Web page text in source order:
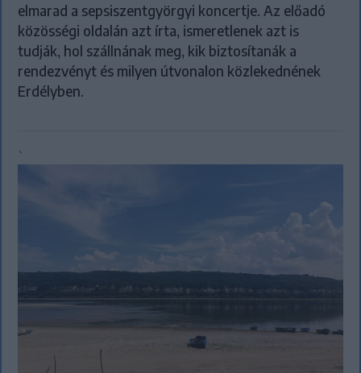
elmarad a sepsiszentgyörgyi koncertje. Az előadó
közösségi oldalán azt írta, ismeretlenek azt is
tudják, hol szállnának meg, kik biztosítanák a
rendezvényt és milyen útvonalon közlekednének
Erdélyben.
`